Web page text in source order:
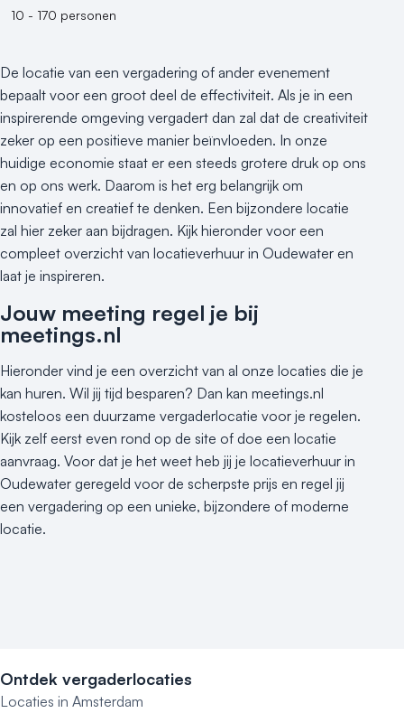
250 - 500 personen
Buitenlocatie
Duurzame locatie
Groene locatie
Heisessie
Hotel
Hybride events
Industriële locatie
Kasteel en landgoed
Kleine / intieme locatie
Locaties aan zee
Museum
Theater
Varende locatie
10 - 170 personen
De locatie van een vergadering of ander evenement
bepaalt voor een groot deel de effectiviteit. Als je in een
inspirerende omgeving vergadert dan zal dat de creativiteit
zeker op een positieve manier beïnvloeden. In onze
huidige economie staat er een steeds grotere druk op ons
en op ons werk. Daarom is het erg belangrijk om
innovatief en creatief te denken. Een bijzondere locatie
zal hier zeker aan bijdragen. Kijk hieronder voor een
compleet overzicht van locatieverhuur in Oudewater en
laat je inspireren.
Jouw meeting regel je bij
meetings.nl
Hieronder vind je een overzicht van al onze locaties die je
kan huren. Wil jij tijd besparen? Dan kan meetings.nl
kosteloos een duurzame vergaderlocatie voor je regelen.
Kijk zelf eerst even rond op de site of doe een locatie
aanvraag. Voor dat je het weet heb jij je locatieverhuur in
Oudewater geregeld voor de scherpste prijs en regel jij
een vergadering op een unieke, bijzondere of moderne
locatie.
Ontdek vergaderlocaties
Locaties in Amsterdam